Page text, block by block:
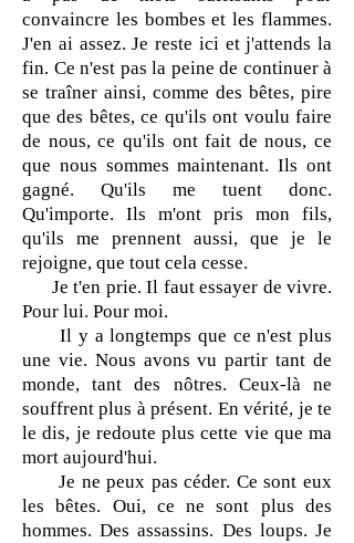
convaincre les bombes et les flammes.
J'en ai assez. Je reste ici et j'attends la
fin. Ce n'est pas la peine de continuer à
se traîner ainsi, comme des bêtes, pire
que des bêtes, ce qu'ils ont voulu faire
de nous, ce qu'ils ont fait de nous, ce
que nous sommes maintenant. Ils ont
gagné. Qu'ils me tuent donc.
Qu'importe. Ils m'ont pris mon fils,
qu'ils me prennent aussi, que je le
rejoigne, que tout cela cesse.
Je t'en prie. Il faut essayer de vivre.
Pour lui. Pour moi.
Il y a longtemps que ce n'est plus
une vie. Nous avons vu partir tant de
monde, tant des nôtres. Ceux-là ne
souffrent plus à présent. En vérité, je te
le dis, je redoute plus cette vie que ma
mort aujourd'hui.
Je ne peux pas céder. Ce sont eux
les bêtes. Oui, ce ne sont plus des
hommes. Des assassins. Des loups. Je